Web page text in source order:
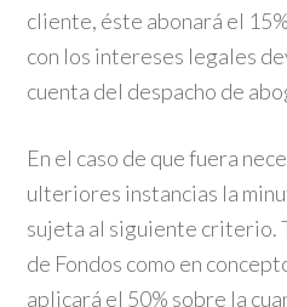
cliente, éste abonará el
con los intereses legales
cuenta del despacho de
En el caso de que fuera
ulteriores instancias la
sujeta al siguiente criterio.
de Fondos como en
aplicará el 50% sobre la